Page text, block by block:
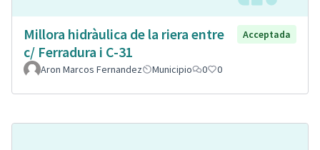
Millora hidràulica de la riera entre
c/ Ferradura i C-31
Acceptada
Aron Marcos Fernandez Municipio 0 0